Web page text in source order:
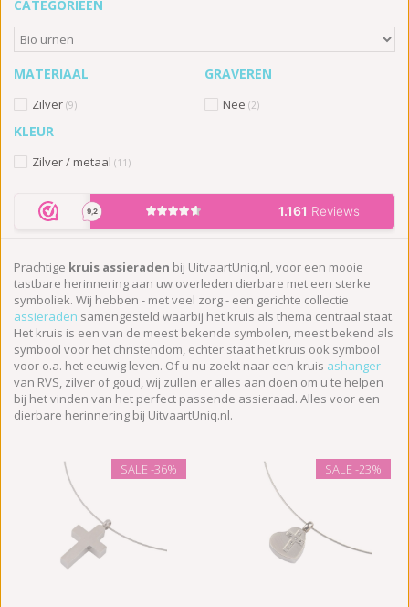
CATEGORIEËN
MATERIAAL
Zilver (9)
GRAVEREN
Nee (2)
KLEUR
Zilver / metaal (11)
Prachtige kruis assieraden bij UitvaartUniq.nl, voor een mooie
tastbare herinnering aan uw overleden dierbare met een sterke
symboliek. Wij hebben - met veel zorg - een gerichte collectie
assieraden samengesteld waarbij het kruis als thema centraal staat.
Het kruis is een van de meest bekende symbolen, meest bekend als
symbool voor het christendom, echter staat het kruis ook symbool
voor o.a. het eeuwig leven. Of u nu zoekt naar een kruis ashanger
van RVS, zilver of goud, wij zullen er alles aan doen om u te helpen
bij het vinden van het perfect passende assieraad. Alles voor een
dierbare herinnering bij UitvaartUniq.nl.
SALE -36% SALE -23%